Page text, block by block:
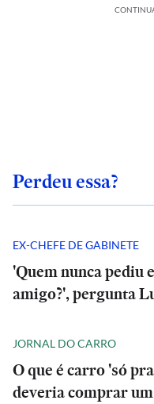
Perdeu essa?
EX-CHEFE DE GABINETE
'Quem nunca pediu
amigo?', pergunta
JORNAL DO CARRO
O que é carro 'só
deveria comprar um